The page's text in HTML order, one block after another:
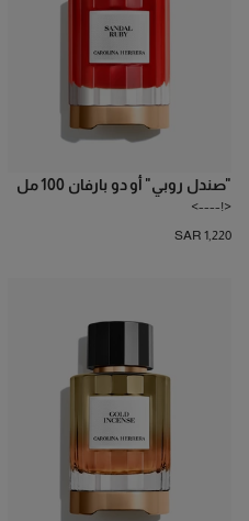
"صندل روبي" أو دو بارفان 100 مل
<!---->
SAR 1,220